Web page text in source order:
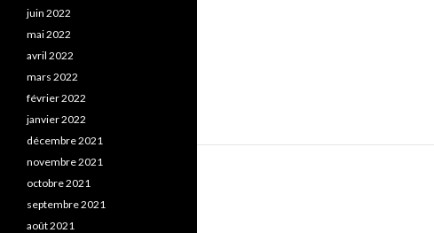
juin 2022
mai 2022
avril 2022
mars 2022
février 2022
janvier 2022
décembre 2021
novembre 2021
octobre 2021
septembre 2021
août 2021